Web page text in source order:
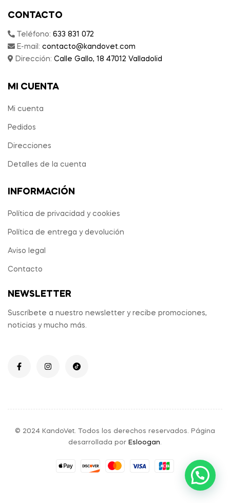
CONTACTO
Teléfono: 633 831 072
E-mail: contacto@kandovet.com
Dirección: Calle Gallo, 18 47012 Valladolid
MI CUENTA
Mi cuenta
Pedidos
Direcciones
Detalles de la cuenta
INFORMACIÓN
Política de privacidad y cookies
Política de entrega y devolución
Aviso legal
Contacto
NEWSLETTER
Suscríbete a nuestro newsletter y recibe promociones,
noticias y mucho más.
© 2024 KandoVet. Todos los derechos reservados. Página
desarrollada por Esloogan.